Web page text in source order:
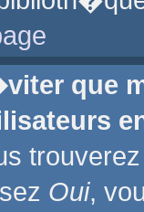
que
Oui,